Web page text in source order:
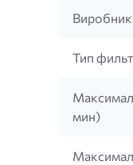
Виробник
Тип
мин)